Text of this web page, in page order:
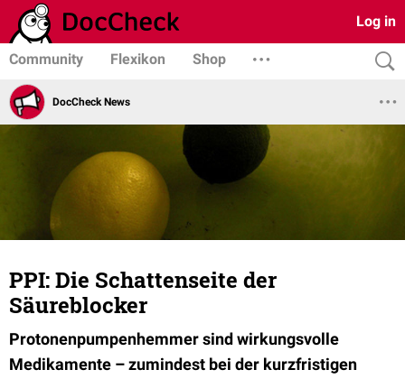
Log in
Community Flexikon Shop
DocCheck News
PPI: Die Schattenseite der
Säureblocker
Protonenpumpenhemmer sind wirkungsvolle
Medikamente – zumindest bei der kurzfristigen